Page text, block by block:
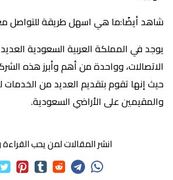
شاهد أيضًا:ما هي اسهل طريقة للتواصل
يوجد في المملكة العربية السعودية
الاتصالات، وواحدة من أهم وأبرز هذه
حيث إنها تقوم بتقديم العديد من الخدمات
والمقيمين على الأراضي السعودية.
انشر المقالات لمن يحب القراءة